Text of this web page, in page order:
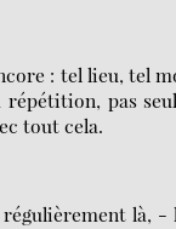
: tel lieu, tel
pas
tout cela.
là,